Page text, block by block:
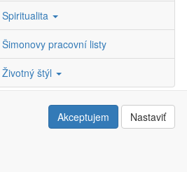
Spiritualita
Šimonovy pracovní listy
Životný štýl
Akceptujem Nastaviť